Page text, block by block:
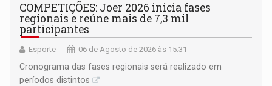
COMPETIÇÕES: Joer 2026 inicia fases
regionais e reúne mais de 7,3 mil
participantes
Esporte 06 de Agosto de 2026 às 15:31
Cronograma das fases regionais será realizado em
períodos distintos